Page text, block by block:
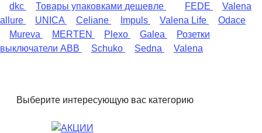
dkc
Товары упаковками дешевле FEDE
Valena
allure
UNICA Celiane Impuls Valena Life
Odace
Mureva
MERTEN Plexo Galea
Розетки
выключатели ABB
Schuko Sedna Valena
Выберите интересующую вас категорию